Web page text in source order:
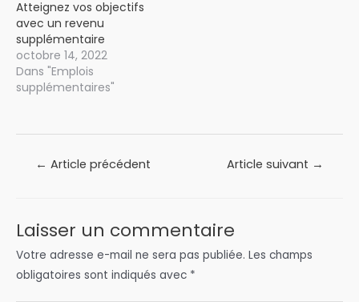
Atteignez vos objectifs
avec un revenu
supplémentaire
octobre 14, 2022
Dans "Emplois
supplémentaires"
Navigation
← Article précédent Article suivant →
Laisser un commentaire
Votre adresse e-mail ne sera pas publiée. Les champs
obligatoires sont indiqués avec *